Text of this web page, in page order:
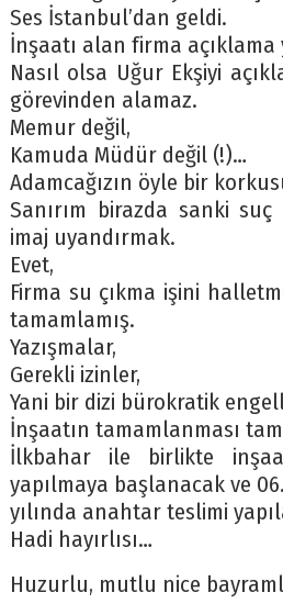
Ses İstanbul’dan geldi.
İnşaatı alan firma açıklama
Nasıl olsa Uğur Ekşiyi
görevinden alamaz.
Memur değil,
Kamuda Müdür değil (!)…
Adamcağızın öyle bir
Sanırım birazda sanki
imaj uyandırmak.
Evet,
Firma su çıkma işini
tamamlamış.
Yazışmalar,
Gerekli izinler,
Yani bir dizi bürokratik
İnşaatın tamamlanması
İlkbahar ile birlikte
yapılmaya başlanacak ve
yılında anahtar teslimi
Hadi hayırlısı…
Huzurlu, mutlu nice